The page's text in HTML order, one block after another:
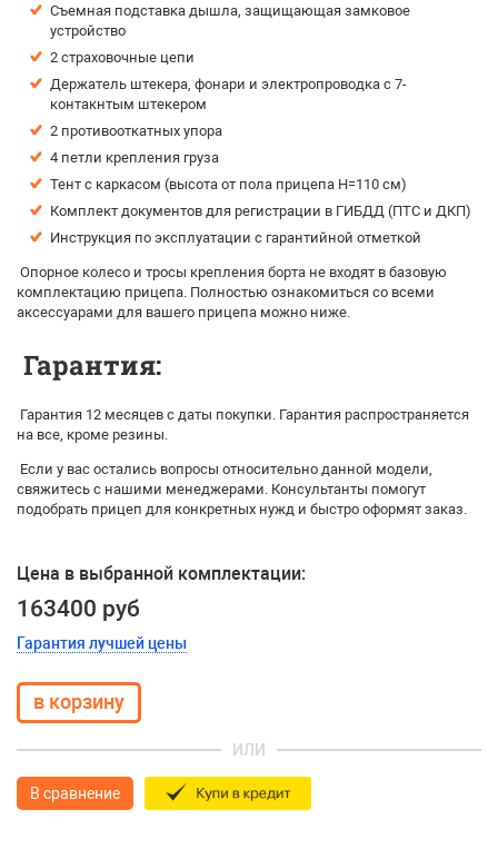
Съемная подставка дышла, защищающая замковое
устройство
2 страховочные цепи
Держатель штекера, фонари и электропроводка с 7-
контакнтым штекером
2 противооткатных упора
4 петли крепления груза
Тент с каркасом (высота от пола прицепа H=110 см)
Комплект документов для регистрации в ГИБДД (ПТС и ДКП)
Инструкция по эксплуатации с гарантийной отметкой
Опорное колесо и тросы крепления борта не входят в базовую
комплектацию прицепа. Полностью ознакомиться со всеми
аксессуарами для вашего прицепа можно ниже.
Гарантия:
Гарантия 12 месяцев с даты покупки. Гарантия распространяется
на все, кроме резины.
Если у вас остались вопросы относительно данной модели,
свяжитесь с нашими менеджерами. Консультанты помогут
подобрать прицеп для конкретных нужд и быстро оформят заказ.
Цена в выбранной комплектации:
163400 руб
Гарантия лучшей цены
ИЛИ
В сравнение